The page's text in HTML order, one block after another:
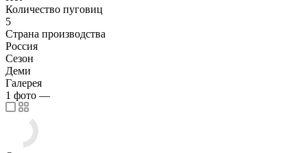
Количество пуговиц
5
Страна производства
Россия
Сезон
Деми
Галерея
1 фото —